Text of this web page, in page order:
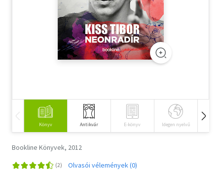
Szótár, nyelvkönyv
Tankönyv, segédkönyv
Társadalomtudomány
Történelem
Könyv Antikvár E-könyv Idegen nyelvű
Bookline Könyvek, 2012
Olvasói vélemények (0)